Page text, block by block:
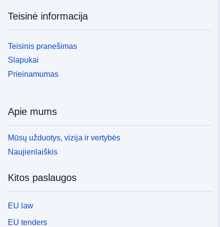
Teisinė informacija
Teisinis pranešimas
Slapukai
Prieinamumas
Apie mums
Mūsų užduotys, vizija ir vertybės
Naujienlaiškis
Kitos paslaugos
EU law
EU tenders